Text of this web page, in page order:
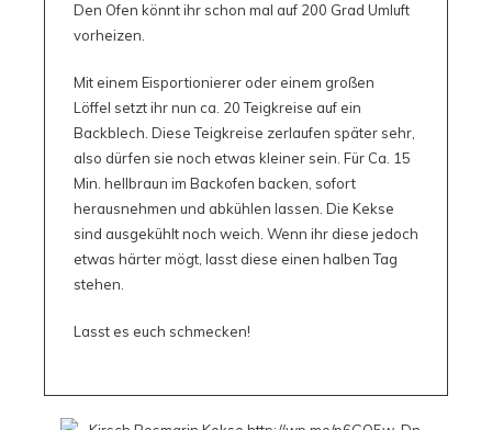
Den Ofen könnt ihr schon mal auf 200 Grad Umluft
vorheizen.
Mit einem Eisportionierer oder einem großen
Löffel setzt ihr nun ca. 20 Teigkreise auf ein
Backblech. Diese Teigkreise zerlaufen später sehr,
also dürfen sie noch etwas kleiner sein. Für Ca. 15
Min. hellbraun im Backofen backen, sofort
herausnehmen und abkühlen lassen. Die Kekse
sind ausgekühlt noch weich. Wenn ihr diese jedoch
etwas härter mögt, lasst diese einen halben Tag
stehen.
Lasst es euch schmecken!